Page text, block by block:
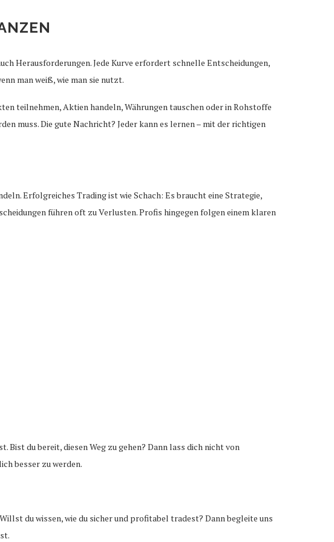
Herausforderungen. Jede Kurve erfordert schnelle Entscheidungen,
man weiß, wie man sie nutzt.
teilnehmen, Aktien handeln, Währungen tauschen oder in Rohstoffe
muss. Die gute Nachricht? Jeder kann es lernen – mit der richtigen
Erfolgreiches Trading ist wie Schach: Es braucht eine Strategie,
führen oft zu Verlusten. Profis hingegen folgen einem klaren
du bereit, diesen Weg zu gehen? Dann lass dich nicht von
besser zu werden.
du wissen, wie du sicher und profitabel tradest? Dann begleite uns